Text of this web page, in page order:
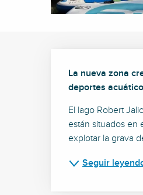
La nueva zona
deportes
El lago Robert
están situados en
explotar la grava
Seguir